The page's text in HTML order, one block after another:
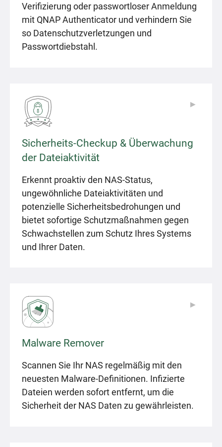
Verifizierung oder passwortloser Anmeldung
mit QNAP Authenticator und verhindern Sie
so Datenschutzverletzungen und
Passwortdiebstahl.
Sicherheits-Checkup & Überwachung
der Dateiaktivität
Erkennt proaktiv den NAS-Status,
ungewöhnliche Dateiaktivitäten und
potenzielle Sicherheitsbedrohungen und
bietet sofortige Schutzmaßnahmen gegen
Schwachstellen zum Schutz Ihres Systems
und Ihrer Daten.
▶
Malware Remover
Scannen Sie Ihr NAS regelmäßig mit den
neuesten Malware-Definitionen. Infizierte
Dateien werden sofort entfernt, um die
Sicherheit der NAS Daten zu gewährleisten.
▶